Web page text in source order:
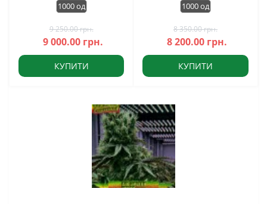
1000 од
9 250.00 грн.
9 000.00 грн.
КУПИТИ
1000 од
8 350.00 грн.
8 200.00 грн.
КУПИТИ